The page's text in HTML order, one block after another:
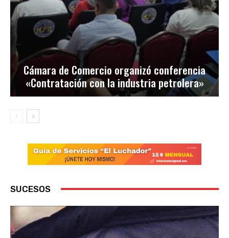
Cámara de Comercio organizó conferencia
«Contratación con la industria petrolera»
SUCESOS